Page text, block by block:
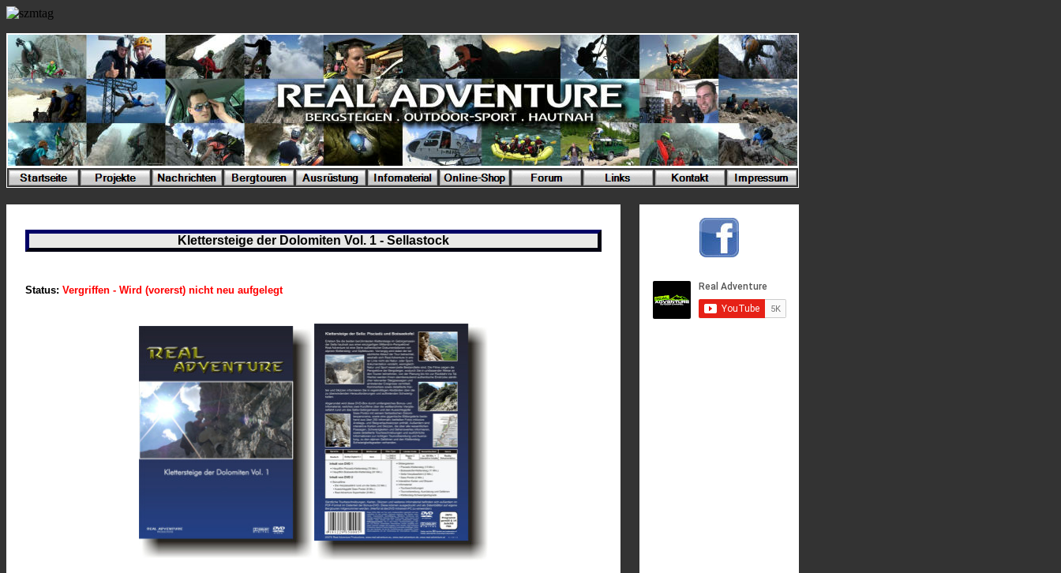
Klettersteige der Dolomiten Vol. 1 - Sellastock
Status: Vergriffen - Wird (vorerst) nicht neu aufgelegt